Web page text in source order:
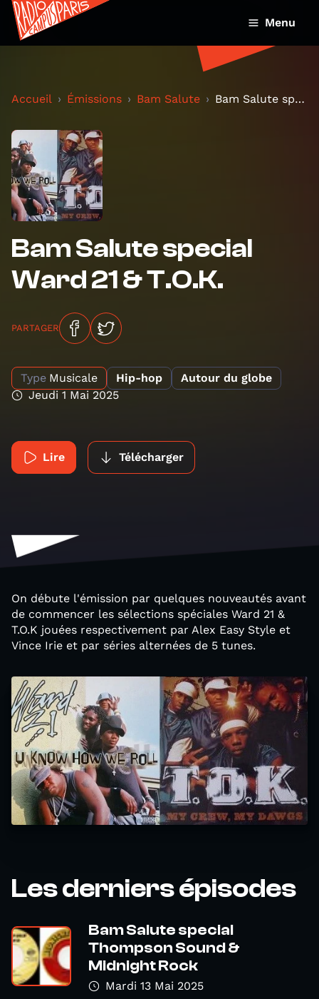
Menu
Accueil Émissions Bam Salute Bam Salute special Ward 21 & T.O.K.
Bam Salute special
Ward 21 & T.O.K.
PARTAGER
Type Musicale Hip-hop
Autour du globe
Jeudi 1 Mai 2025
Lire Télécharger
On débute l'émission par quelques nouveautés avant
de commencer les sélections spéciales Ward 21 &
T.O.K jouées respectivement par Alex Easy Style et
Vince Irie et par séries alternées de 5 tunes.
Les derniers épisodes
Bam Salute special
Thompson Sound &
Midnight Rock
Mardi 13 Mai 2025